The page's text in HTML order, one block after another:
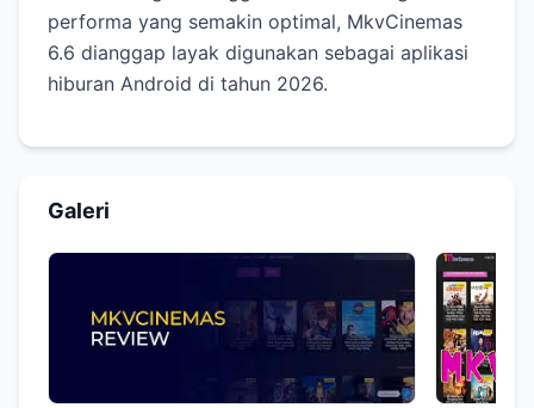
performa yang semakin optimal, MkvCinemas
6.6 dianggap layak digunakan sebagai aplikasi
hiburan Android di tahun 2026.
Galeri